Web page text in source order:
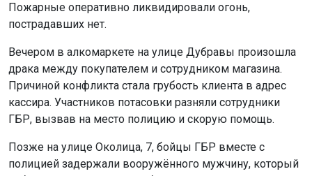
Пожарные оперативно ликвидировали огонь,
пострадавших нет.
Вечером в алкомаркете на улице Дубравы произошла
драка между покупателем и сотрудником магазина.
Причиной конфликта стала грубость клиента в адрес
кассира. Участников потасовки разняли сотрудники
ГБР, вызвав на место полицию и скорую помощь.
Позже на улице Околица, 7, бойцы ГБР вместе с
полицией задержали вооружённого мужчину, который